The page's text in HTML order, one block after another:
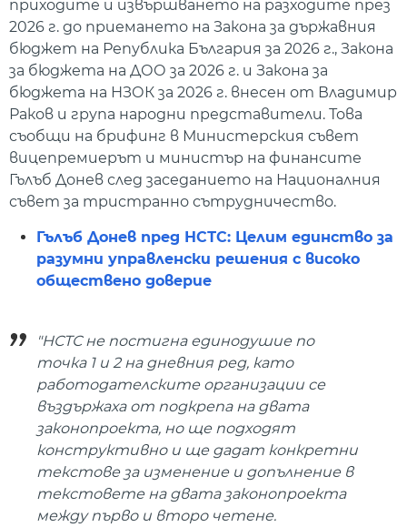
приходите и извършването на разходите през
2026 г. до приемането на Закона за държавния
бюджет на Република България за 2026 г., Закона
за бюджета на ДОО за 2026 г. и Закона за
бюджета на НЗОК за 2026 г. внесен от Владимир
Раков и група народни представители. Това
съобщи на брифинг в Министерския съвет
вицепремиерът и министър на финансите
Гълъб Донев след заседанието на Националния
съвет за тристранно сътрудничество.
Гълъб Донев пред НСТС: Целим единство за
разумни управленски решения с високо
обществено доверие
"НСТС не постигна единодушие по
точка 1 и 2 на дневния ред, като
работодателските организации се
въздържаха от подкрепа на двата
законопроекта, но ще подходят
конструктивно и ще дадат конкретни
текстове за изменение и допълнение в
текстовете на двата законопроекта
между първо и второ четене.